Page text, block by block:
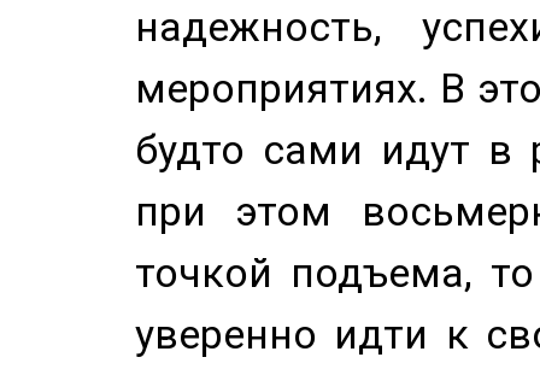
надежность,
мероприятиях. В
будто сами идут в
при этом
точкой подъема,
уверенно идти к